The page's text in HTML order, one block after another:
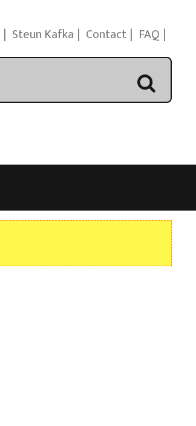
Steun Kafka Contact FAQ